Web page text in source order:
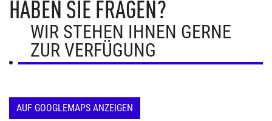
HABEN SIE FRAGEN?
WIR STEHEN IHNEN GERNE
ZUR VERFÜGUNG
AUF GOOGLEMAPS ANZEIGEN